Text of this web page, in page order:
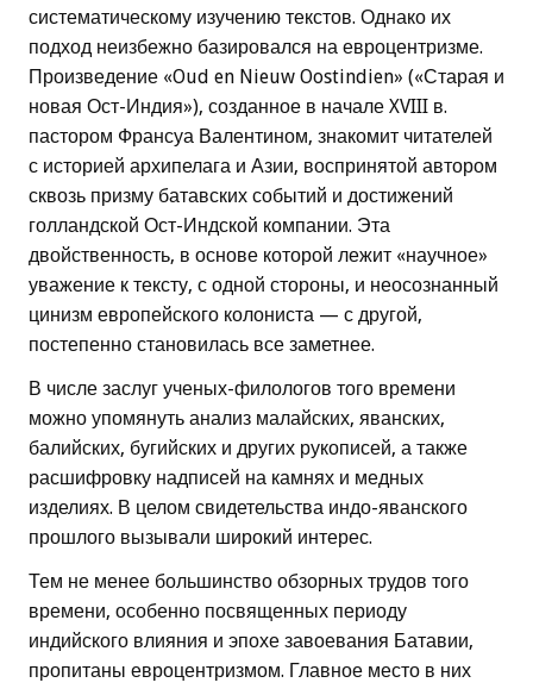
систематическому изучению текстов. Однако их
подход неизбежно базировался на евроцентризме.
Произведение «Oud en Nieuw Oostindien» («Старая и
новая Ост-Индия»), созданное в начале XVIII в.
пастором Франсуа Валентином, знакомит читателей
с историей архипелага и Азии, воспринятой автором
сквозь призму батавских событий и достижений
голландской Ост-Индской компании. Эта
двойственность, в основе которой лежит «научное»
уважение к тексту, с одной стороны, и неосознанный
цинизм европейского колониста — с другой,
постепенно становилась все заметнее.
В числе заслуг ученых-филологов того времени
можно упомянуть анализ малайских, яванских,
балийских, бугийских и других рукописей, а также
расшифровку надписей на камнях и медных
изделиях. В целом свидетельства индо-яванского
прошлого вызывали широкий интерес.
Тем не менее большинство обзорных трудов того
времени, особенно посвященных периоду
индийского влияния и эпохе завоевания Батавии,
пропитаны евроцентризмом. Главное место в них